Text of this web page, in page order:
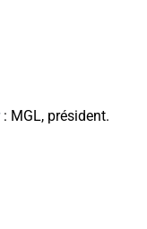
: MGL, président.